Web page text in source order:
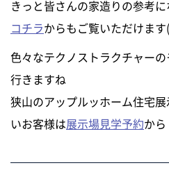
きっと皆さんの家造りの参考
コチラからもご覧いただけま
色々なテクノストラクチャー
行きますね
狭山のアップルッホーム住宅
いお客様は展示場見学予約から